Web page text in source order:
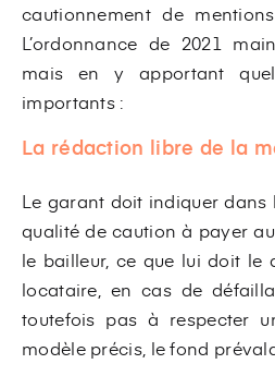
cautionnement de
L’ordonnance de 2021
mais en y apportant
importants :
La rédaction libre de la
Le garant doit indiquer dans
qualité de caution à payer
le bailleur, ce que lui doit le
locataire, en cas de
toutefois pas à respecter
modèle précis, le fond